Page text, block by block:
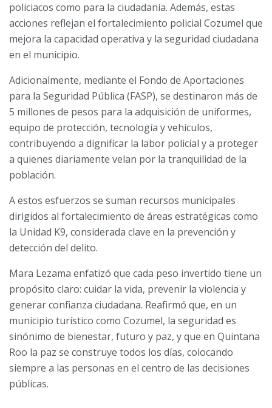
policiacos como para la ciudadanía. Además, estas
acciones reflejan el fortalecimiento policial Cozumel que
mejora la capacidad operativa y la seguridad ciudadana
en el municipio.
Adicionalmente, mediante el Fondo de Aportaciones
para la Seguridad Pública (FASP), se destinaron más de
5 millones de pesos para la adquisición de uniformes,
equipo de protección, tecnología y vehículos,
contribuyendo a dignificar la labor policial y a proteger
a quienes diariamente velan por la tranquilidad de la
población.
A estos esfuerzos se suman recursos municipales
dirigidos al fortalecimiento de áreas estratégicas como
la Unidad K9, considerada clave en la prevención y
detección del delito.
Mara Lezama enfatizó que cada peso invertido tiene un
propósito claro: cuidar la vida, prevenir la violencia y
generar confianza ciudadana. Reafirmó que, en un
municipio turístico como Cozumel, la seguridad es
sinónimo de bienestar, futuro y paz, y que en Quintana
Roo la paz se construye todos los días, colocando
siempre a las personas en el centro de las decisiones
públicas.